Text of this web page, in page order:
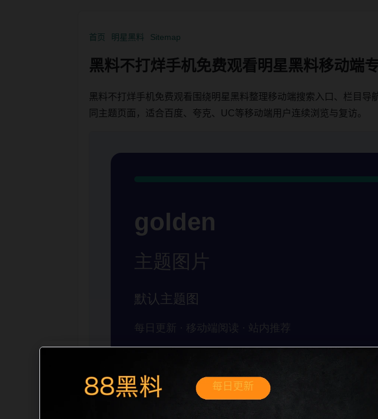
首页 明星黑料 Sitemap
黑料不打烊手机免费观看明星黑料移动端
黑料不打烊手机免费观看围绕明星黑料整理移动端搜索入口、栏目
同主题页面，适合百度、夸克、UC等移动端用户连续浏览与复访。